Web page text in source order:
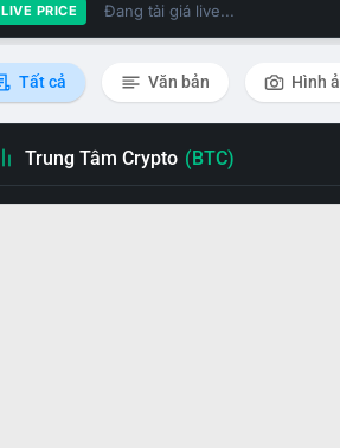
LIVE PRICE Đang tải giá live...
Tất cả Văn bản Hình
Trung Tâm Crypto (BTC)